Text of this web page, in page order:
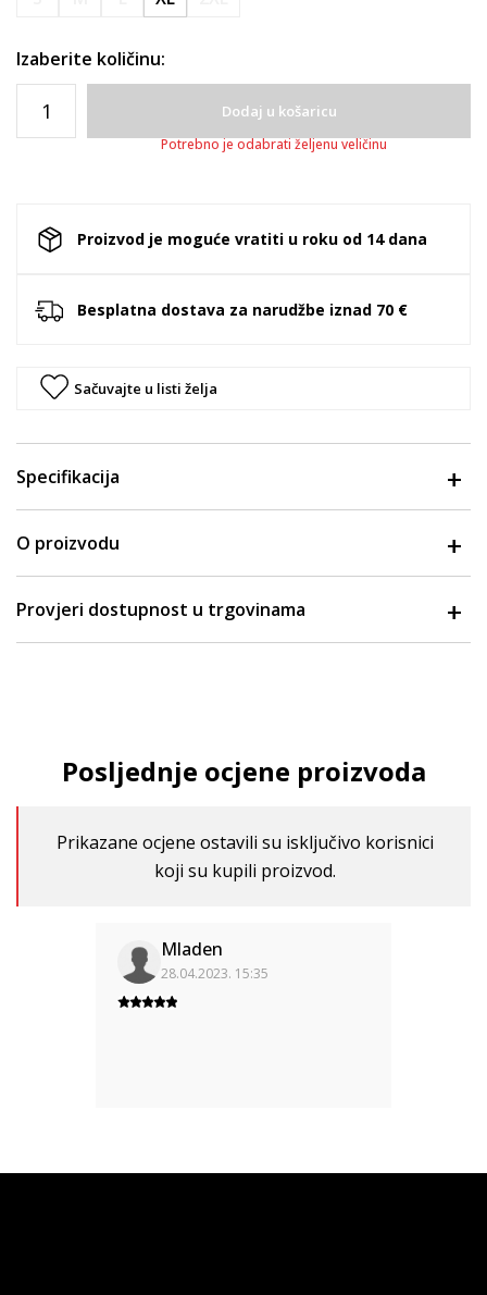
Izaberite količinu:
Dodaj u košaricu
Potrebno je odabrati željenu veličinu
Proizvod je moguće vratiti u roku od 14 dana
Besplatna dostava za narudžbe iznad 70 €
Sačuvajte u listi želja
Specifikacija
O proizvodu
Provjeri dostupnost u trgovinama
Posljednje ocjene proizvoda
Prikazane ocjene ostavili su isključivo korisnici
koji su kupili proizvod.
Mladen
28.04.2023. 15:35